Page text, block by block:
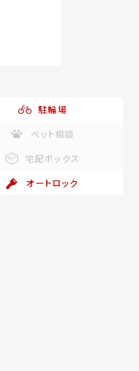
駐輪場
ペット相談
宅配ボックス
オートロック